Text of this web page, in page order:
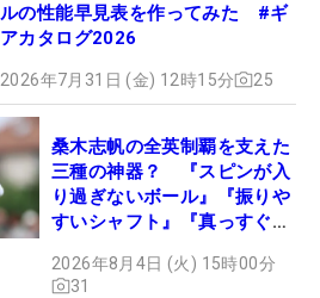
ルの性能早見表を作ってみた #ギ
アカタログ2026
2026年7月31日 (金) 12時15分 25
桑木志帆の全英制覇を支えた
三種の神器？ 『スピンが入
り過ぎないボール』『振りや
すいシャフト』『真っすぐ飛
セッティング
2026年8月4日 (火) 15時00分
31